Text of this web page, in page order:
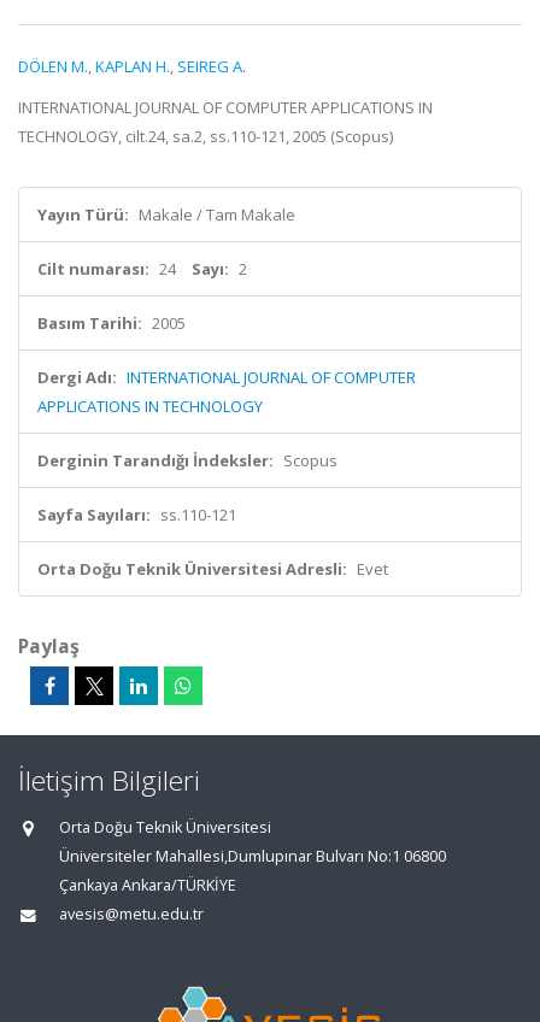
DÖLEN M.,KAPLAN H., SEIREG A.
INTERNATIONAL JOURNAL OF COMPUTER APPLICATIONS IN
TECHNOLOGY, cilt.24, sa.2, ss.110-121, 2005 (Scopus)
Yayın Türü: Makale / Tam Makale
Cilt numarası: 24 Sayı: 2
Basım Tarihi: 2005
Dergi Adı: INTERNATIONAL JOURNAL OF COMPUTER
APPLICATIONS IN TECHNOLOGY
Derginin Tarandığı İndeksler: Scopus
Sayfa Sayıları: ss.110-121
Orta Doğu Teknik Üniversitesi Adresli: Evet
Paylaş
İletişim Bilgileri
Orta Doğu Teknik Üniversitesi
Üniversiteler Mahallesi,Dumlupınar Bulvarı No:1 06800
Çankaya Ankara/TÜRKİYE
avesis@metu.edu.tr